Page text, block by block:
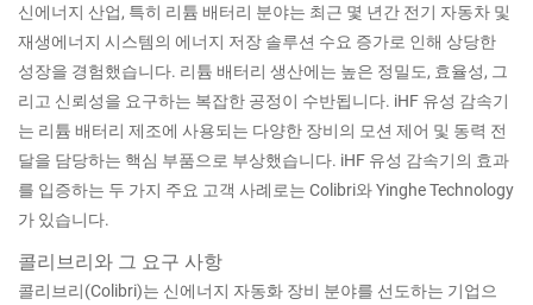
신에너지 산업, 특히 리튬 배터리 분야는 최근 몇 년간 전기 자동차 및
재생에너지 시스템의 에너지 저장 솔루션 수요 증가로 인해 상당한
성장을 경험했습니다. 리튬 배터리 생산에는 높은 정밀도, 효율성, 그
리고 신뢰성을 요구하는 복잡한 공정이 수반됩니다. iHF 유성 감속기
는 리튬 배터리 제조에 사용되는 다양한 장비의 모션 제어 및 동력 전
달을 담당하는 핵심 부품으로 부상했습니다. iHF 유성 감속기의 효과
를 입증하는 두 가지 주요 고객 사례로는 Colibri와 Yinghe Technology
가 있습니다.
콜리브리와 그 요구 사항
콜리브리(Colibri)는 신에너지 자동화 장비 분야를 선도하는 기업으